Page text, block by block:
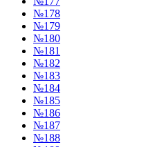
№178
№179
№180
№181
№182
№183
№184
№185
№186
№187
№188